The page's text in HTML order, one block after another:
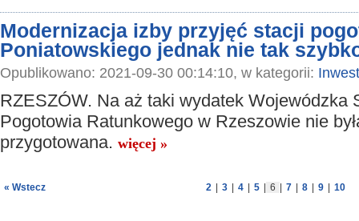
Modernizacja izby przyjęć stacji
Poniatowskiego jednak nie tak
Opublikowano: 2021-09-30 00:14:10, w kategorii:
RZESZÓW. Na aż taki wydatek Wojewódzka
Pogotowia Ratunkowego w Rzeszowie nie
przygotowana. więcej »
« Wstecz 2 3 4 5 6 7 8 9 10